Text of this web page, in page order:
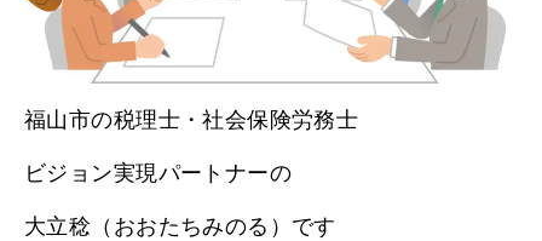
福山市の税理士・社会保険労務士
ビジョン実現パートナーの
大立稔（おおたちみのる）です